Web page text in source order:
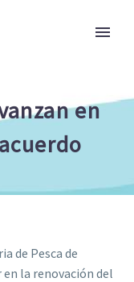
en
de Pesca de
la renovación del